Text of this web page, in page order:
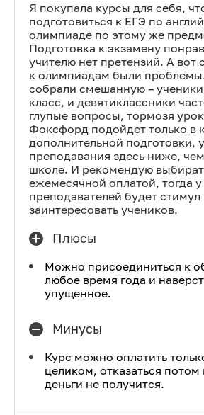
Я покупала курсы для себя,
подготовиться к ЕГЭ по
олимпиаде по этому же
Подготовка к экзамену
учителю нет претензий. А вот
к олимпиадам были
собрали смешанную – ученики
класс, и девятиклассники
глупые вопросы, тормозя
Фоксфорд подойдет только в
дополнительной подготовки,
преподавания здесь ниже,
школе. И рекомендую
ежемесячной оплатой, тогда у
преподавателей будет стимул
заинтересовать учеников.
Плюсы
Можно присоединиться к
любое время года и
упущенное.
Минусы
Курс можно оплатить
целиком, отказаться потом
деньги не получится.